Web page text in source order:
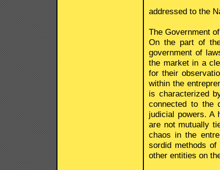
addressed to the
The Government
On the part of
government of
the market in a
for their
within the
is characterized
connected to the
judicial powers. A
are not mutually
chaos in the
sordid methods of
other entities on